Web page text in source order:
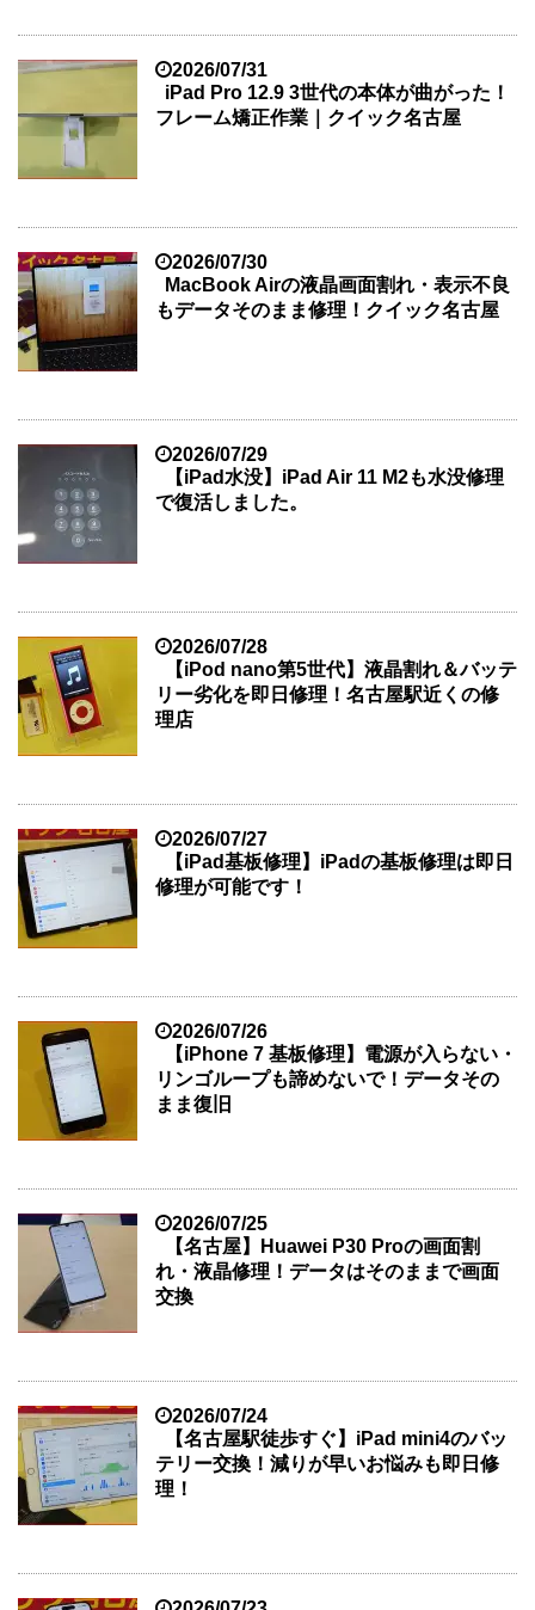
2026/07/31
iPad Pro 12.9 3世代の本体が曲がった！
フレーム矯正作業｜クイック名古屋
2026/07/30
MacBook Airの液晶画面割れ・表示不良
もデータそのまま修理！クイック名古屋
2026/07/29
【iPad水没】iPad Air 11 M2も水没修理
で復活しました。
2026/07/28
【iPod nano第5世代】液晶割れ＆バッテ
リー劣化を即日修理！名古屋駅近くの修
理店
2026/07/27
【iPad基板修理】iPadの基板修理は即日
修理が可能です！
2026/07/26
【iPhone 7 基板修理】電源が入らない・
リンゴループも諦めないで！データその
まま復旧
2026/07/25
【名古屋】Huawei P30 Proの画面割
れ・液晶修理！データはそのままで画面
交換
2026/07/24
【名古屋駅徒歩すぐ】iPad mini4のバッ
テリー交換！減りが早いお悩みも即日修
理！